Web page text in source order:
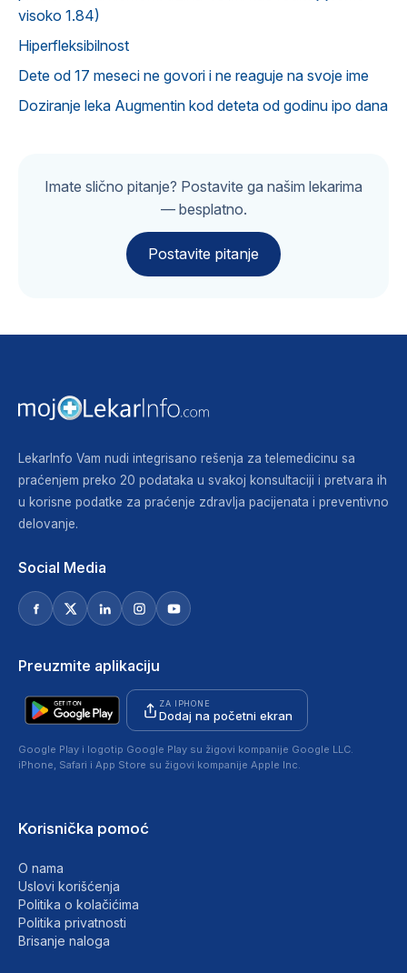
visoko 1.84)
Hiperfleksibilnost
Dete od 17 meseci ne govori i ne reaguje na svoje ime
Doziranje leka Augmentin kod deteta od godinu ipo dana
Imate slično pitanje? Postavite ga našim lekarima
— besplatno.
Postavite pitanje
LekarInfo Vam nudi integrisano rešenja za telemedicinu sa
praćenjem preko 20 podataka u svakoj konsultaciji i pretvara ih
u korisne podatke za praćenje zdravlja pacijenata i preventivno
delovanje.
Social Media
Preuzmite aplikaciju
ZA IPHONE
Dodaj na početni ekran
Google Play i logotip Google Play su žigovi kompanije Google LLC.
iPhone, Safari i App Store su žigovi kompanije Apple Inc.
Korisnička pomoć
O nama
Uslovi korišćenja
Politika o kolačićima
Politika privatnosti
Brisanje naloga